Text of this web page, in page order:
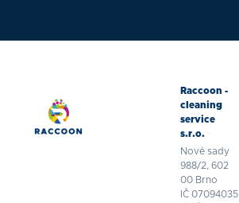
Raccoon -
cleaning
service
s.r.o.
Nové sady
988/2, 602
00 Brno
IČ 07094035